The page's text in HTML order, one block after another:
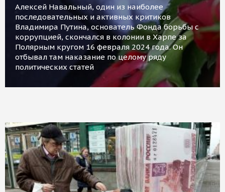
Алексей Навальный, один из наиболее
последовательных и активных критиков
Владимира Путина, основатель Фонда борьбы с
коррупцией, скончался в колонии в Харпе за
Полярным кругом 16 февраля 2024 года. Он
отбывал там наказание по целому ряду
политических статей